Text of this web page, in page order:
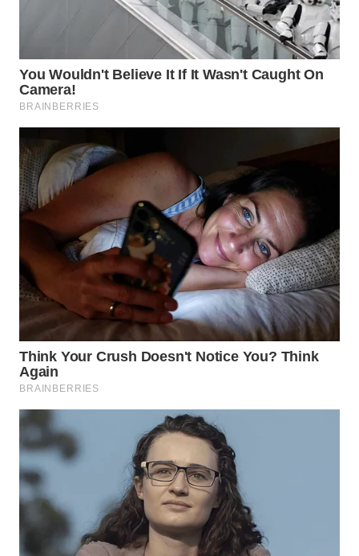
LABUHANBATU
WN
TENGAH
WN DELI
SERDANG
WN
TEBING
TINGGI
WN
PAKPAK
WN
KARAWANG
WN
BEKASI
WN
BOGOR